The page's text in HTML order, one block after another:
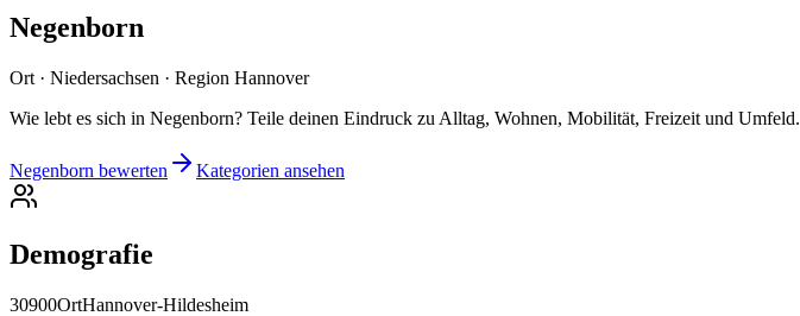
Negenborn
Ort · Niedersachsen · Region Hannover
Wie lebt es sich in Negenborn? Teile deinen Eindruck zu Alltag, Wohnen, Mobilität, Freizeit und Umfeld.
Negenborn bewerten Kategorien ansehen
Demografie
30900OrtHannover-Hildesheim